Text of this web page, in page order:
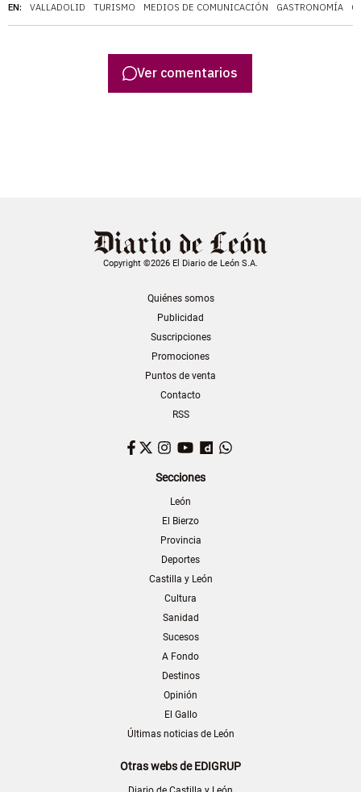
EN: VALLADOLID TURISMO MEDIOS DE COMUNICACIÓN GASTRONOMÍA
Ver comentarios
Copyright ©2026 El Diario de León S.A.
Quiénes somos
Publicidad
Suscripciones
Promociones
Puntos de venta
Contacto
RSS
Facebook
TwitterInstagram
YouTubeDailymotion
Secciones
León
El Bierzo
Provincia
Deportes
Castilla y León
Cultura
Sanidad
Sucesos
A Fondo
Destinos
Opinión
El Gallo
Últimas noticias de León
Otras webs de EDIGRUP